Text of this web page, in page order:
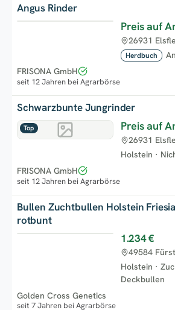
Angus Rinder
Preis auf
Herdbuch
26931
FRISONA GmbH
seit 12 Jahren bei Agrarbörse
Top
Schwarzbunte Jungrinder
Preis auf
Holstein ·
26931
FRISONA GmbH
seit 12 Jahren bei Agrarbörse
Bullen Zuchtbullen Holstein
rotbunt
1.234 €
Holstein ·
Deckbullen
49584
Golden Cross Genetics
seit 7 Jahren bei Agrarbörse